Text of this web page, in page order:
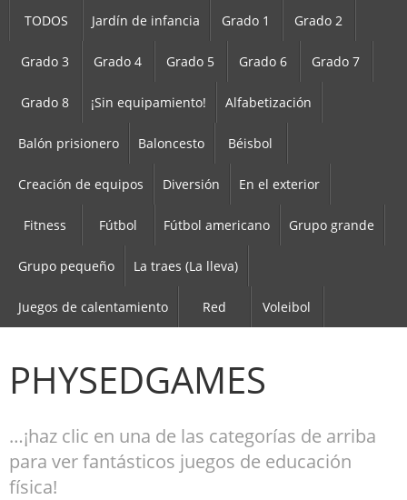
TODOS Jardín de infancia Grado 1 Grado 2
Grado 3 Grado 4 Grado 5 Grado 6 Grado 7
Grado 8 ¡Sin equipamiento! Alfabetización
Balón prisionero Baloncesto Béisbol
Creación de equipos Diversión En el exterior
Fitness Fútbol Fútbol americano Grupo grande
Grupo pequeño La traes (La lleva)
Juegos de calentamiento Red Voleibol
PHYSEDGAMES
…¡haz clic en una de las categorías de arriba
para ver fantásticos juegos de educación
física!